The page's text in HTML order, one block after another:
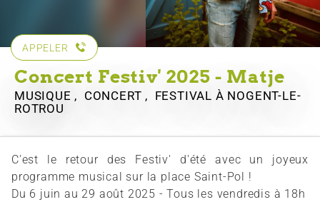
APPELER
Concert Festiv' 2025 - Matje
MUSIQUE , CONCERT , FESTIVAL À NOGENT-LE-
ROTROU
C'est le retour des Festiv' d'été avec un joyeux
programme musical sur la place Saint-Pol !
Du 6 juin au 29 août 2025 - Tous les vendredis à 18h